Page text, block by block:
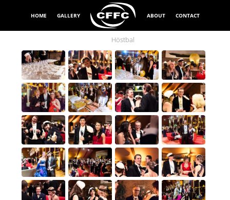
HOME GALLERY ABOUT CONTACT
Höstbal